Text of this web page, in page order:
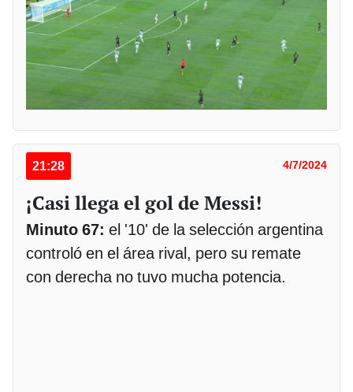
21:28 4/7/2024
¡Casi llega el gol de Messi!
Minuto 67: el '10' de la selección argentina
controló en el área rival, pero su remate
con derecha no tuvo mucha potencia.